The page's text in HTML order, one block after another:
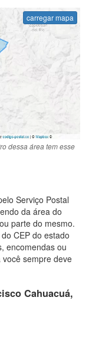
carregar mapa
dessa área tem esse
Serviço Postal
da área do
parte do mesmo.
CEP do estado
encomendas ou
sempre deve
Cahuacuá,